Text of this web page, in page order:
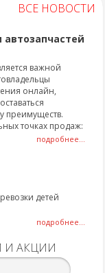
ВСЕ НОВОСТИ
важной
онлайн,
преимуществ.
точках продаж:
подробнее...
детей
подробнее...
И АКЦИИ